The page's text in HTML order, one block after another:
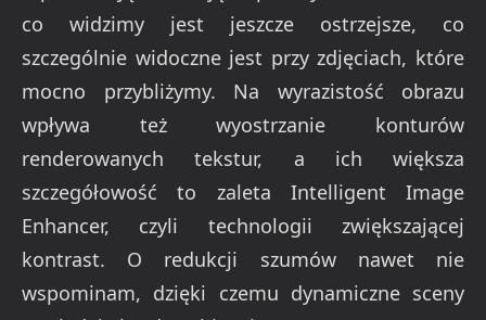
co widzimy jest jeszcze ostrzejsze, co
szczególnie widoczne jest przy zdjęciach, które
mocno przybliżymy. Na wyrazistość obrazu
wpływa też wyostrzanie konturów
renderowanych tekstur, a ich większa
szczegółowość to zaleta Intelligent Image
Enhancer, czyli technologii zwiększającej
kontrast. O redukcji szumów nawet nie
wspominam, dzięki czemu dynamiczne sceny